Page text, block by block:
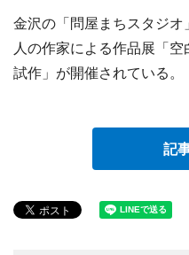
金沢の「問屋まちスタジ
人の作家による作品展「
試作」が開催されている。
記